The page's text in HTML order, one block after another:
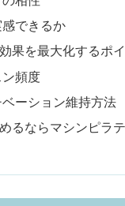
できるか
果を最大化するポ
頻度
ーション維持方法
るならマシンピラ